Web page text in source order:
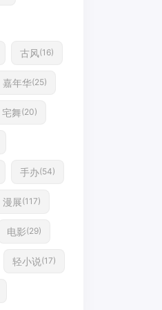
古风(16)
嘉年华(25)
宅舞(20)
手办(54)
漫展(117)
电影(29)
轻小说(17)